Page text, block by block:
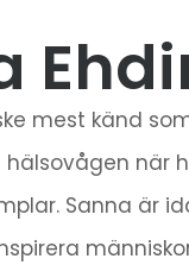
mest känd
när
Sanna är